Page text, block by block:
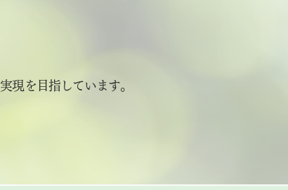
現を目指しています。